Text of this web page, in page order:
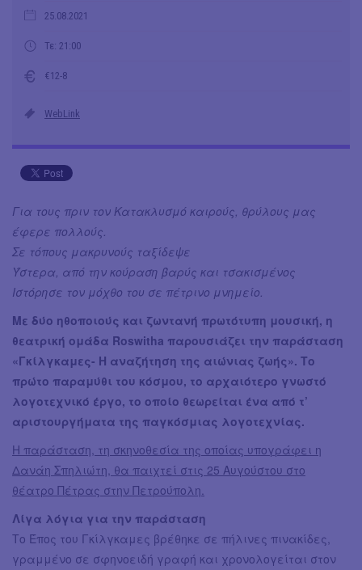
25.08.2021
Τε: 21:00
€12-8
WebLink
Για τους πριν τον Κατακλυσμό καιρούς, θρύλους μας
έφερε πολλούς.
Σε τόπους μακρυνούς ταξίδεψε
Ύστερα, από την κούραση βαρύς και τσακισμένος
Ιστόρησε τον μόχθο του σε πέτρινο μνημείο.
Με δύο ηθοποιούς και ζωντανή πρωτότυπη μουσική, η
θεατρική ομάδα Roswitha παρουσιάζει την παράσταση
«Γκίλγκαμες- Η αναζήτηση της αιώνιας ζωής». Το
πρώτο παραμύθι του κόσμου, το αρχαιότερο γνωστό
λογοτεχνικό έργο, το οποίο θεωρείται ένα από τ’
αριστουργήματα της παγκόσμιας λογοτεχνίας.
Η παράσταση, τη σκηνοθεσία της οποίας υπογράφει η
Δανάη Σπηλιώτη, θα παιχτεί στις 25 Αυγούστου στο
θέατρο Πέτρας στην Πετρούπολη.
Λίγα λόγια για την παράσταση
Το Έπος του Γκίλγκαμες βρέθηκε σε πήλινες πινακίδες,
γραμμένο σε σφηνοειδή γραφή και χρονολογείται στον